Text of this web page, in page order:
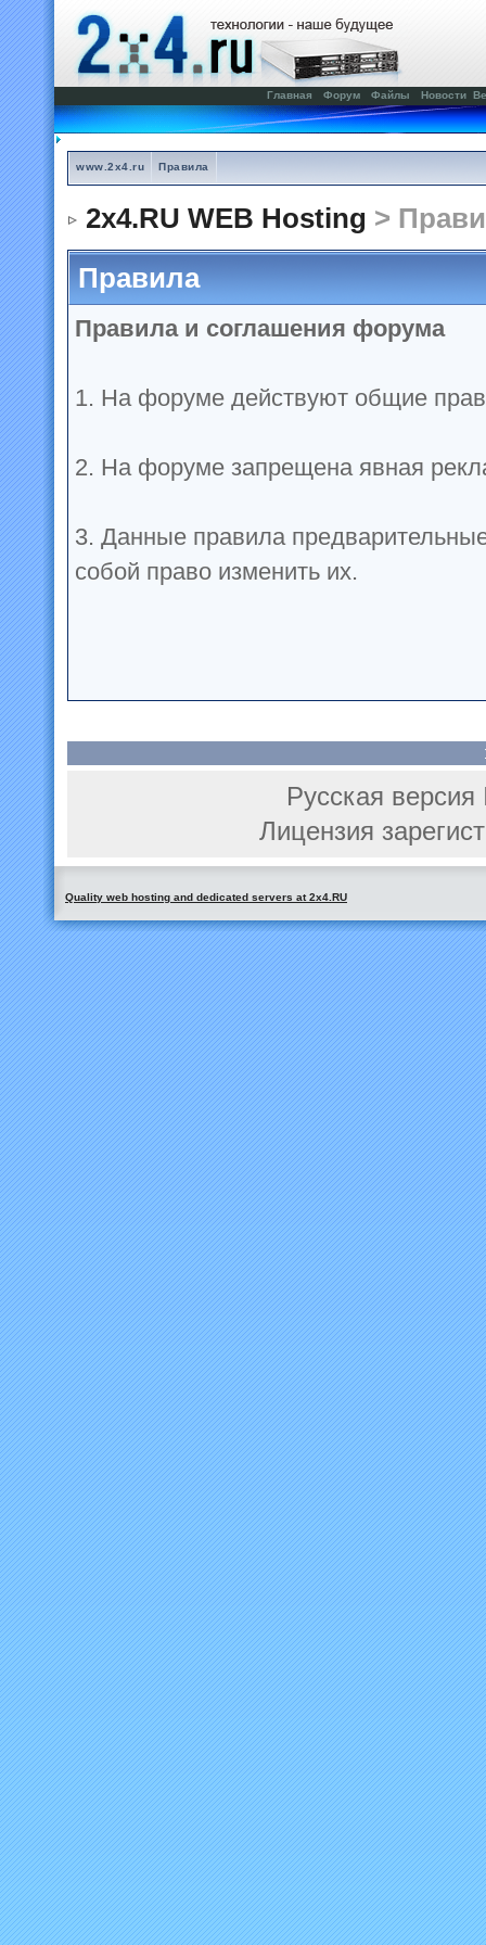
Главная Форум Файлы Новости
www.2x4.ru Правила
2x4.RU WEB Hosting >
Правила
Правила и соглашения форума
1. На форуме действуют общие
2. На форуме запрещена явная
3. Данные правила
собой право изменить их.
Русская
Лицензия
Quality web hosting and dedicated servers at 2x4.RU